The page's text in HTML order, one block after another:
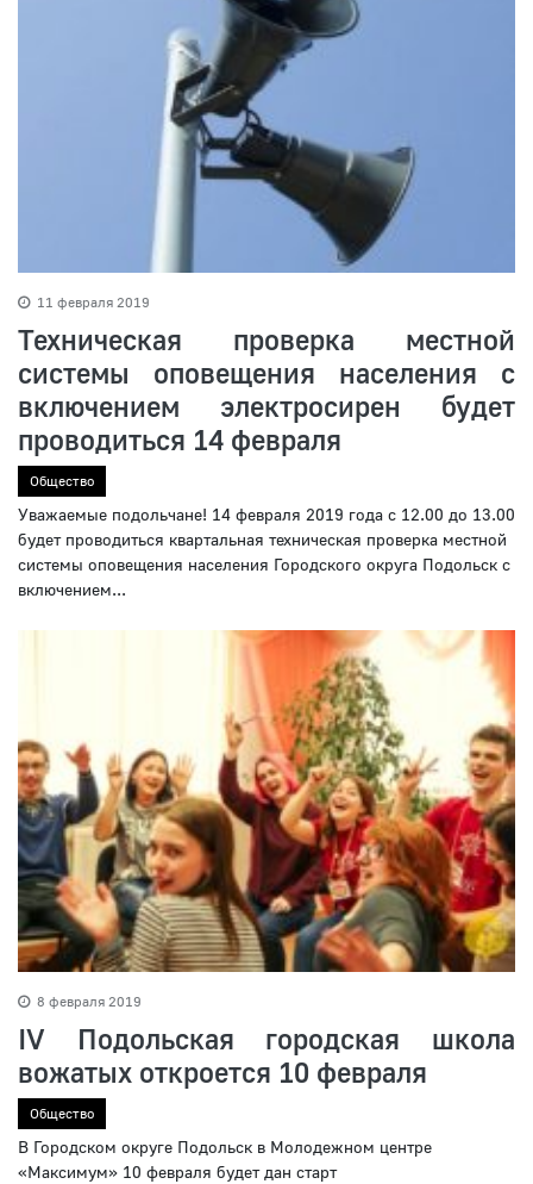
11 февраля 2019
Техническая проверка местной
системы оповещения населения с
включением электросирен будет
проводиться 14 февраля
Общество
Уважаемые подольчане! 14 февраля 2019 года с 12.00 до 13.00
будет проводиться квартальная техническая проверка местной
системы оповещения населения Городского округа Подольск с
включением...
8 февраля 2019
IV Подольская городская школа
вожатых откроется 10 февраля
Общество
В Городском округе Подольск в Молодежном центре
«Максимум» 10 февраля будет дан старт